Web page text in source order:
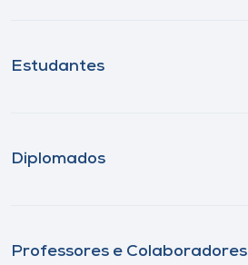
Estudantes
Diplomados
Professores e Colaboradores